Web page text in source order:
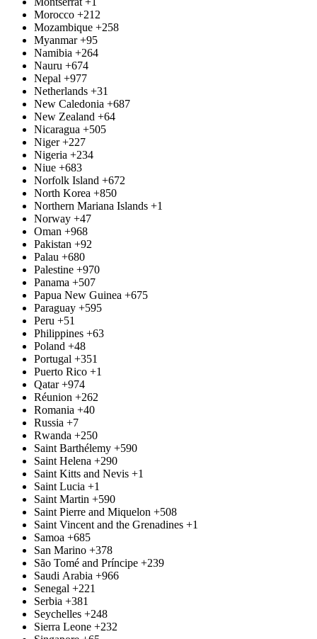
Morocco +212
Mozambique +258
Myanmar +95
Namibia +264
Nauru +674
Nepal +977
Netherlands +31
New Caledonia +687
New Zealand +64
Nicaragua +505
Niger +227
Nigeria +234
Niue +683
Norfolk Island +672
North Korea +850
Northern Mariana Islands +1
Norway +47
Oman +968
Pakistan +92
Palau +680
Palestine +970
Panama +507
Papua New Guinea +675
Paraguay +595
Peru +51
Philippines +63
Poland +48
Portugal +351
Puerto Rico +1
Qatar +974
Réunion +262
Romania +40
Russia +7
Rwanda +250
Saint Barthélemy +590
Saint Helena +290
Saint Kitts and Nevis +1
Saint Lucia +1
Saint Martin +590
Saint Pierre and Miquelon +508
Saint Vincent and the Grenadines +1
Samoa +685
San Marino +378
São Tomé and Príncipe +239
Saudi Arabia +966
Senegal +221
Serbia +381
Seychelles +248
Sierra Leone +232